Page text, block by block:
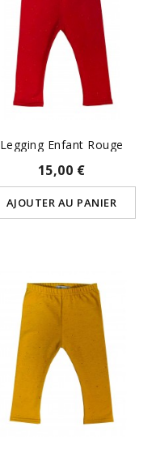
Legging Enfant Rouge
15,00 €
AJOUTER AU PANIER